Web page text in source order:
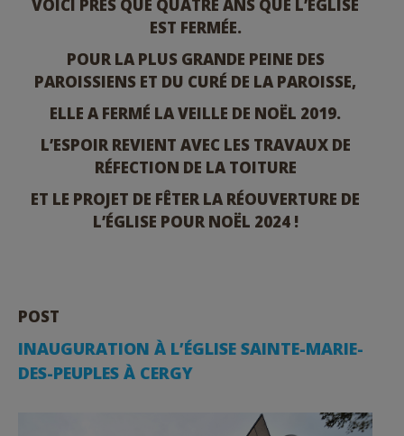
VOICI PRÈS QUE QUATRE ANS QUE L’ÉGLISE
EST FERMÉE.
POUR LA PLUS GRANDE PEINE DES
PAROISSIENS ET DU CURÉ DE LA PAROISSE,
ELLE A FERMÉ LA VEILLE DE NOËL 2019.
L’ESPOIR REVIENT AVEC LES TRAVAUX DE
RÉFECTION DE LA TOITURE
ET LE PROJET DE FÊTER LA RÉOUVERTURE DE
L’ÉGLISE POUR NOËL 2024 !
POST
INAUGURATION À L’ÉGLISE SAINTE-MARIE-
DES-PEUPLES À CERGY